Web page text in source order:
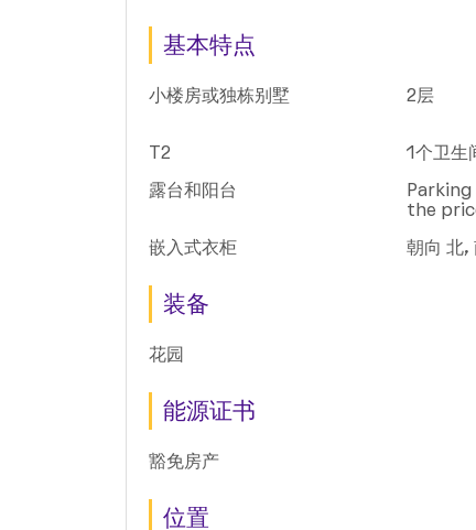
基本特点
小楼房或独栋别墅 2层
T2
1个卫生
露台和阳台
the
嵌入式衣柜 朝向 北,
装备
花园
能源证书
豁免房产
位置